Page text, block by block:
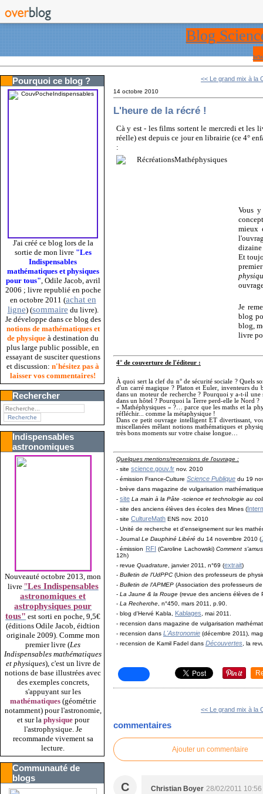
Blog
Pourquoi ce blog ?
J'ai créé ce blog lors de la
sortie de mon livre "Les
Indispensables
mathématiques et physiques
pour tous", Odile Jacob, avril
2006 ; livre republié en poche
en octobre 2011 (achat en
ligne) (sommaire du livre).
Je développe dans ce blog des
notions de mathématiques et
de physique à destination du
plus large public possible, en
essayant de susciter questions
et discussion: n'hésitez pas à
laisser vos commentaires!
Rechercher
Indispensables
astronomiques
Nouveauté octobre 2013, mon
livre "Les Indispensables
astronomiques et
astrophysiques pour
tous" est sorti en poche, 9,5€
(éditions Odile Jacob, éidtion
originale 2009). Comme mon
premier livre (Les
Indispensables mathématiques
et physiques), c'est un livre de
notions de base illustrées avec
des exemples concrets,
s'appuyant sur les
mathématiques(géométrie
notamment) pour l'astronomie,
et sur la physiquepour
l'astrophysique. Je
recommande vivement sa
lecture.
Communauté de
blogs
<< Le grand mix à la
14 octobre 2010
L'heure de la récré !
Cà y est - les films sortent le mercredi et les
réelle) est depuis ce jour en librairie (ce 4°
:
Vous
mieux
dizaine
Et
Je
blog
blog,
livre
4° de couverture de l'éditeur :
À quoi sert la clef du n° de sécurité sociale ? Quels
d'un carré magique ? Platon et Euler, inventeurs du
dans un moteur de recherche ? Pourquoi y a-t-il
dans un hôtel ? Pourquoi la Terre perd-elle le Nord ?
« Mathéphysiques » ?… parce que les maths et la
réfléchir... comme la métaphysique !
Dans ce petit ouvrage intelligent ET divertissant,
miscellanées mêlant notions mathématiques et
très bons moments sur votre chaise longue…
Quelques mentions/recensions de l'ouvrage :
- sitescience.gouv.fr nov. 2010
- émission France-CultureScience Publique du 19
- brève dans magazine de vulgarisation
-site La main à la Pâte -science et technologie au
- site des anciens élèves des écoles des Mines (
- siteCultureMath ENS nov. 2010
- Unité de recherche et d'enseignement sur les
- JournalLe Dauphiné Libéré du 14 novembre 2010 (
- émission RFI (Caroline Lachowski)Comment
12h)
- revueQuadrature , janvier 2011, n°69 (extrait)
-Bulletin de l'UdPPC (Union des professeurs de
-Bulletin de l'APMEP (Association des professeurs
-La Jaune & la Rouge (revue des anciens élèves de
-La Recherche , n°450, mars 2011, p.90.
- blog d'Hervé Kabla, Kablages , mai 2011.
- recension dans magazine de vulgarisation
- recension dansL'Astronomie (décembre 2011),
- recension de Kamil Fadel dansDécouvertes , la
<< Le grand mix à la
commentaires
Ajouter un commentaire
C Christian Boyer 28/02/2011 10:56